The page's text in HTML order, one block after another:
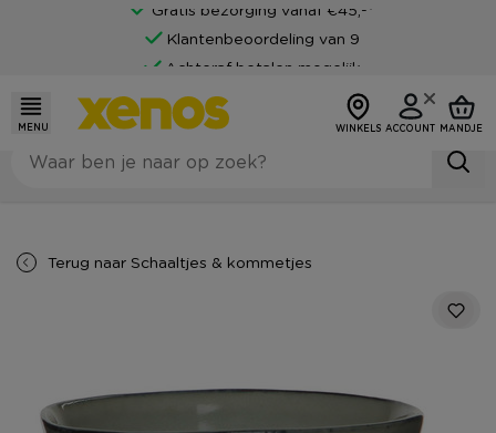
Gratis bezorging vanaf €45,-*
Klantenbeoordeling van 9
Achteraf betalen mogelijk
MENU WINKELS ACCOUNT MANDJE
Terug naar Schaaltjes & kommetjes